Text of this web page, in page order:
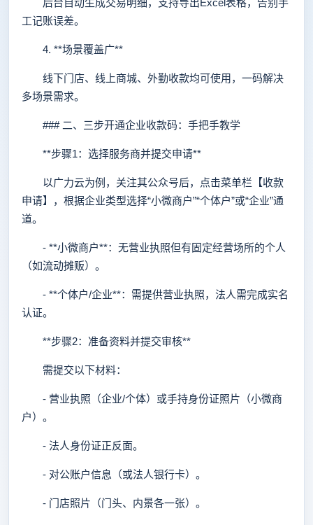
后台自动生成交易明细，支持导出Excel表格，告别手
工记账误差。
4. **场景覆盖广**
线下门店、线上商城、外勤收款均可使用，一码解决
多场景需求。
### 二、三步开通企业收款码：手把手教学
**步骤1：选择服务商并提交申请**
以广力云为例，关注其公众号后，点击菜单栏【收款
申请】，根据企业类型选择“小微商户”“个体户”或“企业”通
道。
- **小微商户**：无营业执照但有固定经营场所的个人
（如流动摊贩）。
- **个体户/企业**：需提供营业执照，法人需完成实名
认证。
**步骤2：准备资料并提交审核**
需提交以下材料：
- 营业执照（企业/个体）或手持身份证照片（小微商
户）。
- 法人身份证正反面。
- 对公账户信息（或法人银行卡）。
- 门店照片（门头、内景各一张）。